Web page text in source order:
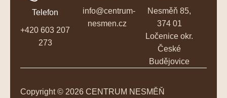
Telefon
+420 603 207
273
info@centrum-
nesmen.cz
Nesměň 85,
374 01
Ločenice okr.
České
Budějovice
Copyright © 2026 CENTRUM NESMĚŇ